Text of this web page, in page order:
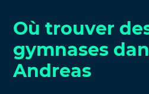
Où trouver
gymnases
Andreas